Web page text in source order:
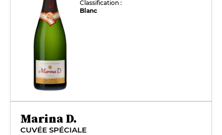
Classification :
Blanc
Marina D.
CUVÉE SPÉCIALE